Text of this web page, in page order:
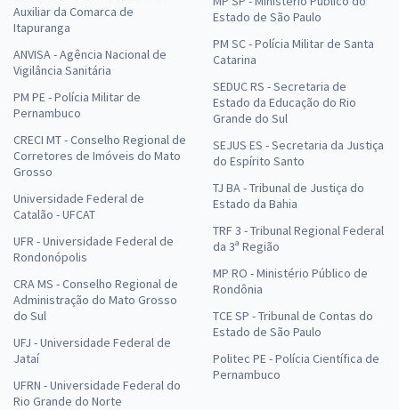
Auxiliar da Comarca de
Itapuranga
ANVISA - Agência Nacional de
Vigilância Sanitária
PM PE - Polícia Militar de
Pernambuco
CRECI MT - Conselho Regional de
Corretores de Imóveis do Mato
Grosso
Universidade Federal de
Catalão - UFCAT
UFR - Universidade Federal de
Rondonópolis
CRA MS - Conselho Regional de
Administração do Mato Grosso
do Sul
UFJ - Universidade Federal de
Jataí
UFRN - Universidade Federal do
Rio Grande do Norte
Estado de São Paulo
PM SC - Polícia Militar de Santa
Catarina
SEDUC RS - Secretaria de
Estado da Educação do Rio
Grande do Sul
SEJUS ES - Secretaria da Justiça
do Espírito Santo
TJ BA - Tribunal de Justiça do
Estado da Bahia
TRF 3 - Tribunal Regional Federal
da 3ª Região
MP RO - Ministério Público de
Rondônia
TCE SP - Tribunal de Contas do
Estado de São Paulo
Politec PE - Polícia Científica de
Pernambuco